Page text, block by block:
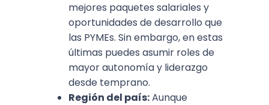
mejores paquetes salariales y
oportunidades de desarrollo que
las PYMEs. Sin embargo, en estas
últimas puedes asumir roles de
mayor autonomía y liderazgo
desde temprano.
Región del país:Aunque